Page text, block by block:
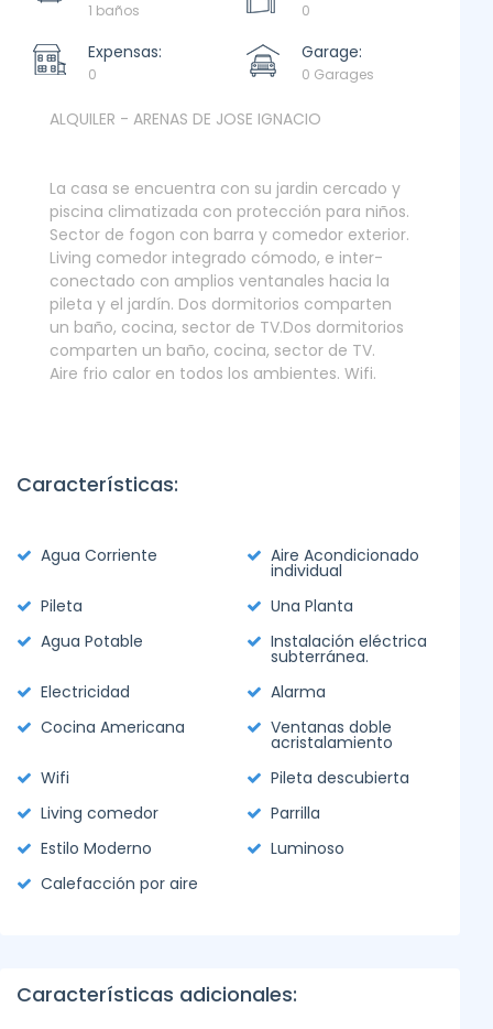
1 baños 0
Expensas:
0
Garage:
0 Garages
ALQUILER - ARENAS DE JOSE IGNACIO
La casa se encuentra con su jardin cercado y
piscina climatizada con protección para niños.
Sector de fogon con barra y comedor exterior.
Living comedor integrado cómodo, e inter-
conectado con amplios ventanales hacia la
pileta y el jardín. Dos dormitorios comparten
un baño, cocina, sector de TV.Dos dormitorios
comparten un baño, cocina, sector de TV.
Aire frio calor en todos los ambientes. Wifi.
Características:
Agua Corriente Aire Acondicionado
individual
Pileta
Una Planta
Agua Potable
Instalación eléctrica
subterránea.
Electricidad
Alarma
Cocina Americana
Ventanas doble
acristalamiento
Wifi
Pileta descubierta
Living comedor
Parrilla
Estilo Moderno
Luminoso
Calefacción por aire
Características adicionales: